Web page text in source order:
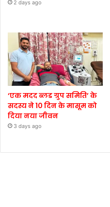
2 days ago
‘एक मदद ब्लड ग्रुप समिति’ के
सदस्य ने 10 दिन के मासूम को
दिया नया जीवन
3 days ago